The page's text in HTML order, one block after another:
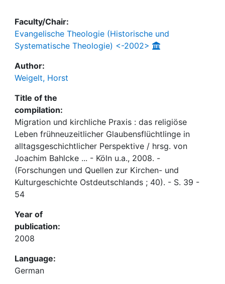
Faculty/Chair:
Evangelische Theologie (Historische und
Systematische Theologie) <-2002>
Author:
Weigelt, Horst
Title of the
compilation:
Migration und kirchliche Praxis : das religiöse
Leben frühneuzeitlicher Glaubensflüchtlinge in
alltagsgeschichtlicher Perspektive / hrsg. von
Joachim Bahlcke ... - Köln u.a., 2008. -
(Forschungen und Quellen zur Kirchen- und
Kulturgeschichte Ostdeutschlands ; 40). - S. 39 -
54
Year of
publication:
2008
Language:
German